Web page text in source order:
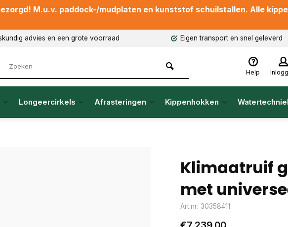
M.u.v. paddock-/mudplaten en kunststof schuilstallen. Alle
advies en een grote voorraad Eigen transport en snel geleverd
Help
Longeercirkels Afrasteringen Kippenhokken
Klimaatruif
met
Art.nr: 30358411